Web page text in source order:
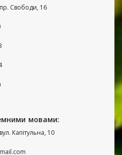
Свободи, 16
мовами:
Капітульна, 10